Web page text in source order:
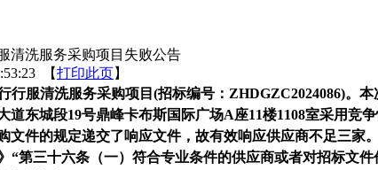
清洗服务采购项目失败公告
【打印此页】
行服清洗服务采购项目(招标编号：ZHDGZC2024086)。本
道东城段19号鼎峰卡布斯国际广场A座11楼1108室采用竞
件的规定递交了响应文件，故有效响应供应商不足三家。
“第三十六条（一）符合专业条件的供应商或者对招标文